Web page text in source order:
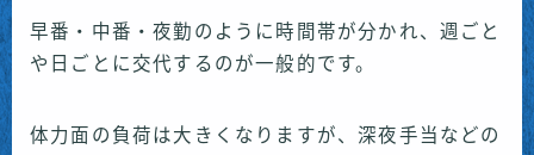
早番・中番・夜勤のように時間帯が分かれ、週ごと
や日ごとに交代するのが一般的です。
体力面の負荷は大きくなりますが、深夜手当などの